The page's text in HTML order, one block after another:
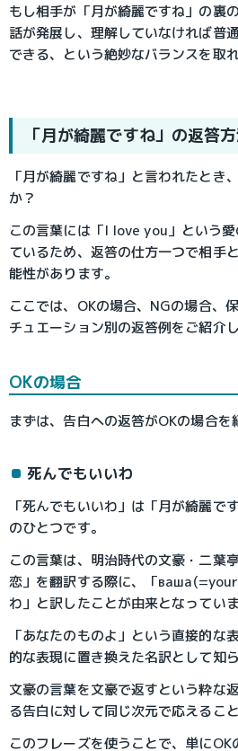
もし相手が「月が綺麗ですね」の裏
話が発展し、理解していなければ普
できる、という絶妙なバランスを取
「月が綺麗ですね」の返答
「月が綺麗ですね」と言われたとき
か？
この言葉には「I love you」という
ているため、返答の仕方一つで相手
能性があります。
ここでは、OKの場合、NGの場合、
チュエーション別の返答例をご紹介
OKの場合
まずは、告白への返答がOKの場合を
死んでもいいわ
「死んでもいいわ」は「月が綺麗で
のひとつです。
この言葉は、明治時代の文豪・二葉
恋」を翻訳する際に、「
わ」と訳したことが由来となっていま
「あなたのものよ」という直接的な
的な表現に置き換えた名訳として知
文豪の言葉を文豪で返すという粋な
る告白に対して同じ次元で応えるこ
このフレーズを使うことで、単に